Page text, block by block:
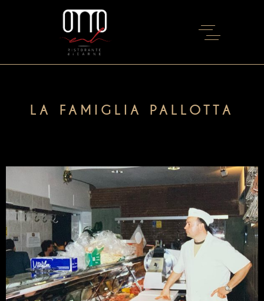
LA FAMIGLIA PALLOTTA